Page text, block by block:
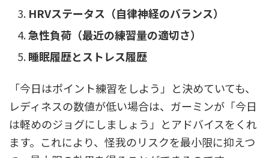
HRVステータス（自律神経のバランス）
急性負荷（最近の練習量の適切さ）
睡眠履歴とストレス履歴
「今日はポイント練習をしよう」と決めていても、
レディネスの数値が低い場合は、ガーミンが「今日
は軽めのジョグにしましょう」とアドバイスをくれ
ます。これにより、怪我のリスクを最小限に抑えつ